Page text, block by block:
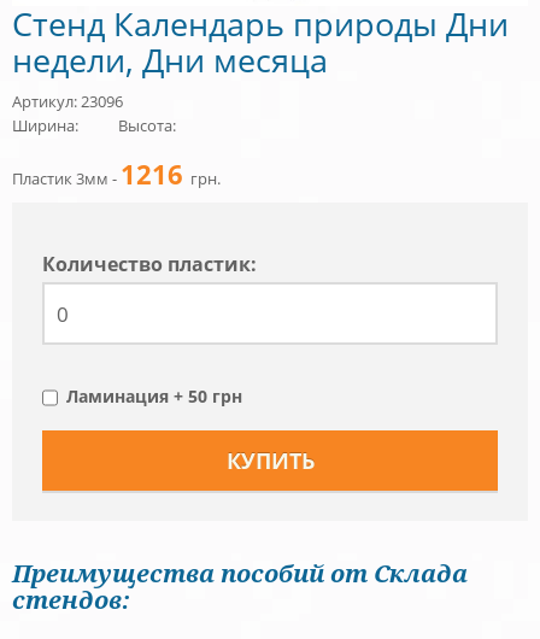
Стенд Календарь природы Дни
недели, Дни месяца
Артикул: 23096
Ширина:
Высота:
Пластик 3мм - 1216 грн.
Количество пластик:
Ламинация + 50 грн
Преимущества пособий от Склада
стендов: